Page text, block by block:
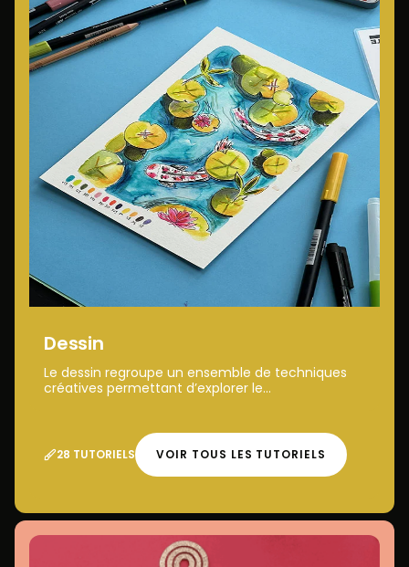
Dessin
Le dessin regroupe un ensemble de techniques
créatives permettant d’explorer le...
28 TUTORIELS VOIR TOUS LES TUTORIELS